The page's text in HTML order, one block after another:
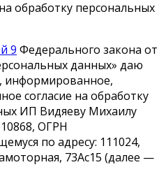
обработку персональных
9 Федерального закона от
данных» даю
информированное,
согласие на обработку
ИП Видяеву Михаилу
ОГРН
по адресу: 111024,
73Ас15 (далее —